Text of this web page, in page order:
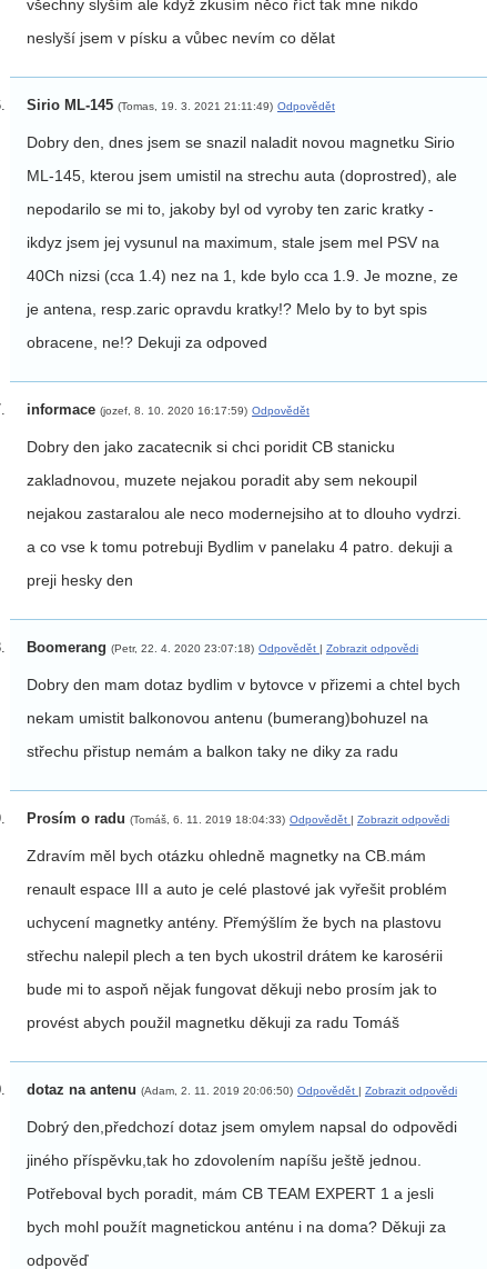
všechny slyším ale když zkusím něco říct tak mne nikdo
neslyší jsem v písku a vůbec nevím co dělat
Sirio ML-145 (Tomas, 19. 3. 2021 21:11:49) Odpovědět
Dobry den, dnes jsem se snazil naladit novou magnetku Sirio
ML-145, kterou jsem umistil na strechu auta (doprostred), ale
nepodarilo se mi to, jakoby byl od vyroby ten zaric kratky -
ikdyz jsem jej vysunul na maximum, stale jsem mel PSV na
40Ch nizsi (cca 1.4) nez na 1, kde bylo cca 1.9. Je mozne, ze
je antena, resp.zaric opravdu kratky!? Melo by to byt spis
obracene, ne!? Dekuji za odpoved
informace (jozef, 8. 10. 2020 16:17:59) Odpovědět
Dobry den jako zacatecnik si chci poridit CB stanicku
zakladnovou, muzete nejakou poradit aby sem nekoupil
nejakou zastaralou ale neco modernejsiho at to dlouho vydrzi.
a co vse k tomu potrebuji Bydlim v panelaku 4 patro. dekuji a
preji hesky den
Boomerang (Petr, 22. 4. 2020 23:07:18) Odpovědět | Zobrazit odpovědi
Dobry den mam dotaz bydlim v bytovce v přizemi a chtel bych
nekam umistit balkonovou antenu (bumerang)bohuzel na
střechu přistup nemám a balkon taky ne diky za radu
Prosím o radu (Tomáš, 6. 11. 2019 18:04:33) Odpovědět | Zobrazit odpovědi
Zdravím měl bych otázku ohledně magnetky na CB.mám
renault espace III a auto je celé plastové jak vyřešit problém
uchycení magnetky antény. Přemýšlím že bych na plastovu
střechu nalepil plech a ten bych ukostril drátem ke karosérii
bude mi to aspoň nějak fungovat děkuji nebo prosím jak to
provést abych použil magnetku děkuji za radu Tomáš
dotaz na antenu (Adam, 2. 11. 2019 20:06:50) Odpovědět | Zobrazit odpovědi
Dobrý den,předchozí dotaz jsem omylem napsal do odpovědi
jiného příspěvku,tak ho zdovolením napíšu ještě jednou.
Potřeboval bych poradit, mám CB TEAM EXPERT 1 a jesli
bych mohl použít magnetickou anténu i na doma? Děkuji za
odpověď